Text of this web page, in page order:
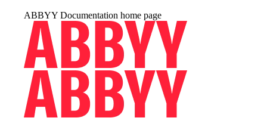
ABBYY Documentation home page